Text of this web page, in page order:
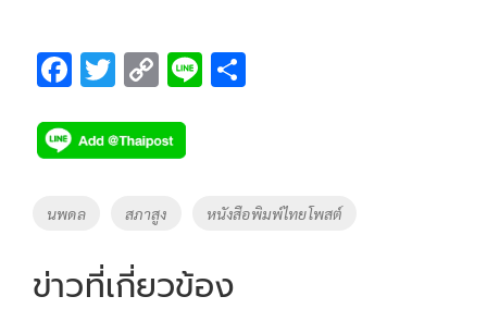
F
e
b
o
k
T
tt
er
C
p
y
Li
k
Li
Tags
นพดล สภาสูง หนังสือพิมพ์ไทยโพสต์
ข่าวที่เกี่ยวข้อง